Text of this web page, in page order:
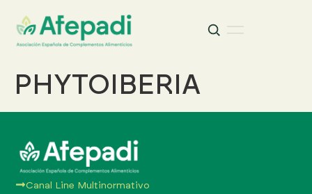
Buscar
PHYTOIBERIA
Canal Line Multinormativo